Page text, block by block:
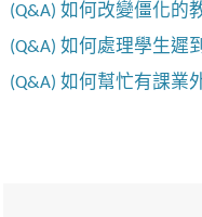
(Q&A) 如何改變僵化的
(Q&A) 如何處理學生遲
(Q&A) 如何幫忙有課業